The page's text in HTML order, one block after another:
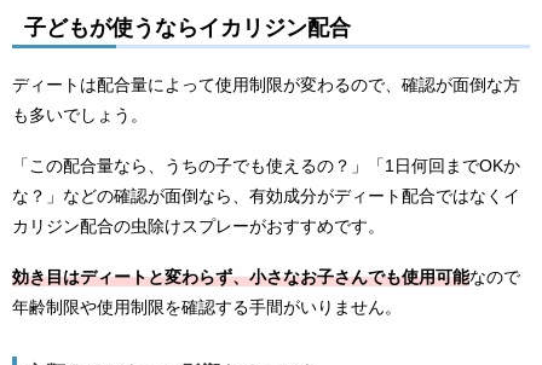
子どもが使うならイカリジン配合
ディートは配合量によって使用制限が変わるので、確認が面倒な方
も多いでしょう。
「この配合量なら、うちの子でも使えるの？」「1日何回までOKか
な？」などの確認が面倒なら、有効成分がディート配合ではなくイ
カリジン配合の虫除けスプレーがおすすめです。
効き目はディートと変わらず、小さなお子さんでも使用可能なので
年齢制限や使用制限を確認する手間がいりません。